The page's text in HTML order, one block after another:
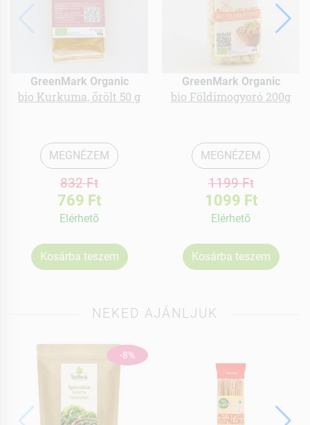
GreenMark Organic
bio Kurkuma, őrölt 50 g
MEGNÉZEM
832 Ft
769 Ft
Elérhetõ
Kosárba teszem
GreenMark Organic
bio Földimogyoró 200g
MEGNÉZEM
1199 Ft
1099 Ft
Elérhetõ
Kosárba teszem
NEKED AJÁNLJUK
-8%